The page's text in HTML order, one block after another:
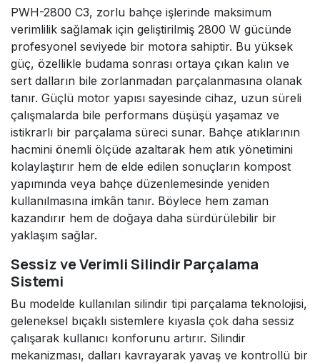
PWH-2800 C3, zorlu bahçe işlerinde maksimum
verimlilik sağlamak için geliştirilmiş 2800 W gücünde
profesyonel seviyede bir motora sahiptir. Bu yüksek
güç, özellikle budama sonrası ortaya çıkan kalın ve
sert dalların bile zorlanmadan parçalanmasına olanak
tanır. Güçlü motor yapısı sayesinde cihaz, uzun süreli
çalışmalarda bile performans düşüşü yaşamaz ve
istikrarlı bir parçalama süreci sunar. Bahçe atıklarının
hacmini önemli ölçüde azaltarak hem atık yönetimini
kolaylaştırır hem de elde edilen sonuçların kompost
yapımında veya bahçe düzenlemesinde yeniden
kullanılmasına imkân tanır. Böylece hem zaman
kazandırır hem de doğaya daha sürdürülebilir bir
yaklaşım sağlar.
Sessiz ve Verimli Silindir Parçalama
Sistemi
Bu modelde kullanılan silindir tipi parçalama teknolojisi,
geleneksel bıçaklı sistemlere kıyasla çok daha sessiz
çalışarak kullanıcı konforunu artırır. Silindir
mekanizması, dalları kavrayarak yavaş ve kontrollü bir